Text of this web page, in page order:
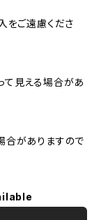
をご遠慮くださ
て見える場合があ
合がありますので